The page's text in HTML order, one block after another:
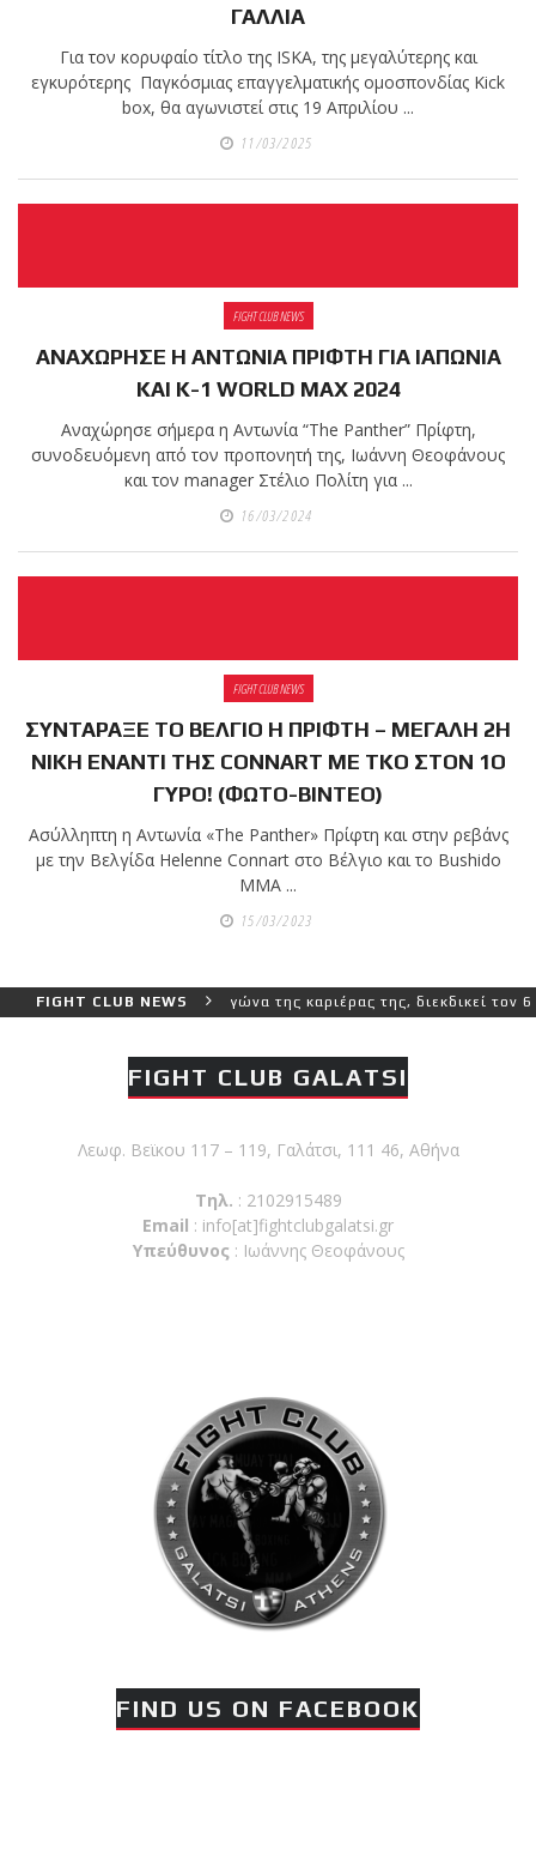
ΓΑΛΛΙΑ
Για τον κορυφαίο τίτλο της ISKA, της μεγαλύτερης και
εγκυρότερης Παγκόσμιας επαγγελματικής ομοσπονδίας Kick
box, θα αγωνιστεί στις 19 Απριλίου ...
11/03/2025
FIGHT CLUB NEWS
ΑΝΑΧΩΡΗΣΕ Η ΑΝΤΩΝΙΑ ΠΡΙΦΤΗ ΓΙΑ ΙΑΠΩΝΙΑ
ΚΑΙ Κ-1 WORLD MAX 2024
Αναχώρησε σήμερα η Αντωνία “The Panther” Πρίφτη,
συνοδευόμενη από τον προπονητή της, Ιωάννη Θεοφάνους
και τον manager Στέλιο Πολίτη για ...
16/03/2024
FIGHT CLUB NEWS
ΣΥΝΤΑΡΑΞΕ ΤΟ ΒΕΛΓΙΟ Η ΠΡΙΦΤΗ – ΜΕΓΑΛΗ 2Η
ΝΙΚΗ ΕΝΑΝΤΙ ΤΗΣ CONNART ΜΕ ΤΚΟ ΣΤΟΝ 1Ο
ΓΥΡΟ! (ΦΩΤΟ-ΒΙΝΤΕΟ)
Ασύλληπτη η Αντωνία «The Panther» Πρίφτη και στην ρεβάνς
με την Βελγίδα Helenne Connart στο Βέλγιο και το Bushido
MMA ...
15/03/2023
FIGHT CLUB NEWS
και πιο δύσκολο αγώνα της καριέρας της, διεκδικεί τον 6ο
FIGHT CLUB GALATSI
Λεωφ. Βεϊκου 117 – 119, Γαλάτσι, 111 46, Αθήνα
Τηλ. : 2102915489
Email : info[at]fightclubgalatsi.gr
Υπεύθυνος : Ιωάννης Θεοφάνους
FIND US ON FACEBOOK